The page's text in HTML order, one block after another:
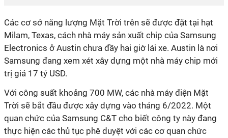
Các cơ sở năng lượng Mặt Trời trên sẽ được đặt tại hạt
Milam, Texas, cách nhà máy sản xuất chip của Samsung
Electronics ở Austin chưa đầy hai giờ lái xe. Austin là nơi
Samsung đang xem xét xây dựng một nhà máy chip mới
trị giá 17 tỷ USD.
Với công suất khoảng 700 MW, các nhà máy điện Mặt
Trời sẽ bắt đầu được xây dựng vào tháng 6/2022. Một
quan chức của Samsung C&T cho biết công ty này đang
thực hiện các thủ tục phê duyệt với các cơ quan chức